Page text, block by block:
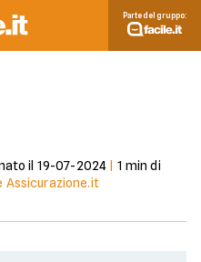
Parte del gruppo:
il 19-07-2024 1 min di
Assicurazione.it